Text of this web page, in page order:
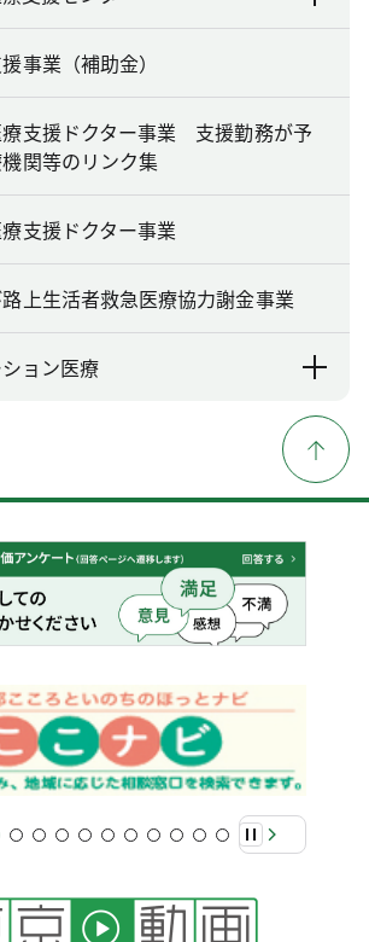
事業（補助金）
支援ドクター事業 支援勤務が予
関等のリンク集
支援ドクター事業
上生活者救急医療協力謝金事業
ョン医療